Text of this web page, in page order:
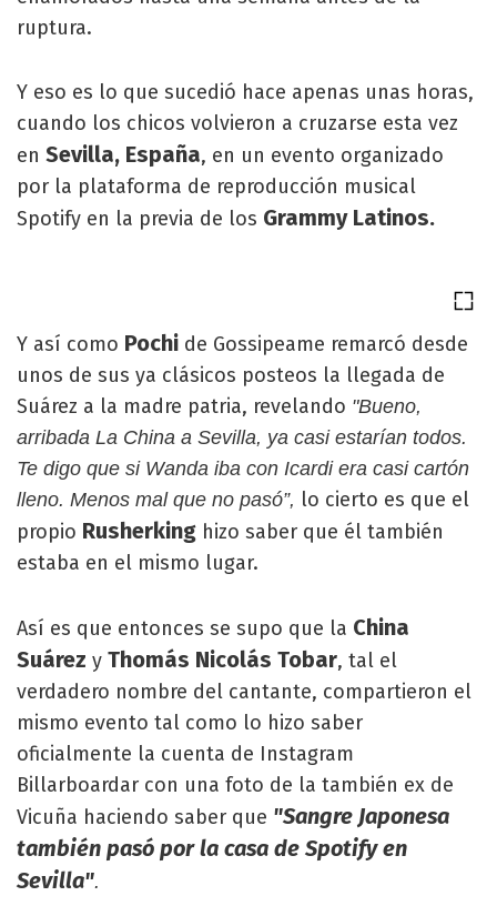
ruptura.
Y eso es lo que sucedió hace apenas unas horas,
cuando los chicos volvieron a cruzarse esta vez
en Sevilla, España, en un evento organizado
por la plataforma de reproducción musical
Spotify en la previa de los Grammy Latinos.
Y así como Pochi de Gossipeame remarcó desde
unos de sus ya clásicos posteos la llegada de
Suárez a la madre patria, revelando "Bueno,
arribada La China a Sevilla, ya casi estarían todos.
Te digo que si Wanda iba con Icardi era casi cartón
lleno. Menos mal que no pasó”, lo cierto es que el
propio Rusherking hizo saber que él también
estaba en el mismo lugar.
Así es que entonces se supo que la China
Suárez y Thomás Nicolás Tobar, tal el
verdadero nombre del cantante, compartieron el
mismo evento tal como lo hizo saber
oficialmente la cuenta de Instagram
Billarboardar con una foto de la también ex de
Vicuña haciendo saber que "Sangre Japonesa
también pasó por la casa de Spotify en
Sevilla".